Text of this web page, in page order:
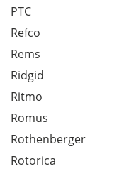
PTC
Refco
Rems
Ridgid
Ritmo
Romus
Rothenberger
Rotorica